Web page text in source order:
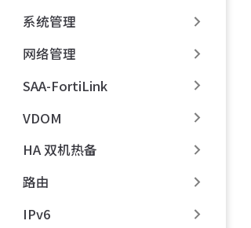
系统管理
网络管理
SAA-FortiLink
VDOM
HA 双机热备
路由
IPv6